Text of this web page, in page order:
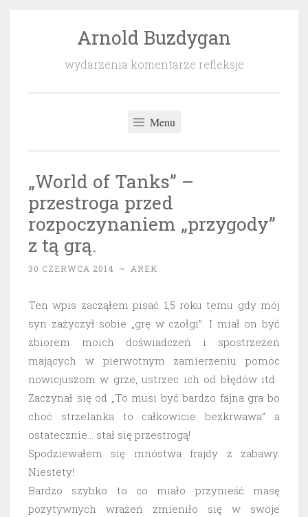
Arnold Buzdygan
wydarzenia komentarze refleksje
Menu
„World of Tanks” –
przestroga przed
rozpoczynaniem „przygody”
z tą grą.
30 CZERWCA 2014 ~ AREK
Ten wpis zacząłem pisać 1,5 roku temu gdy mój
syn zażyczył sobie „grę w czołgi”. I miał on być
zbiorem moich doświadczeń i spostrzeżeń
mających w pierwotnym zamierzeniu pomóc
nowicjuszom w grze, ustrzec ich od błędów itd.
Zaczynał się od „To musi być bardzo fajna gra bo
choć strzelanka to całkowicie bezkrwawa” a
ostatecznie… stał się przestrogą!
Spodziewałem się mnóstwa frajdy z zabawy.
Niestety!
Bardzo szybko to co miało przynieść masę
pozytywnych wrażeń zmieniło się w swoje